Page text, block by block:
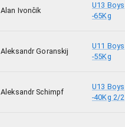
Alan Ivončik
U13 Boys
-65Kg
Aleksandr Goranskij
U11 Boys
-55Kg
Aleksandr Schimpf
U13 Boys
-40Kg 2/2